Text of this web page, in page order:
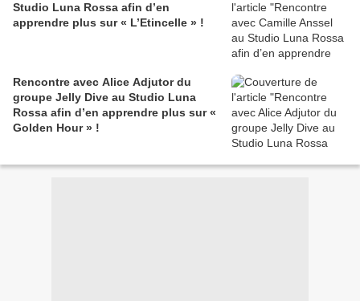
Studio Luna Rossa afin d’en
apprendre plus sur « L’Etincelle » !
Rencontre avec Alice Adjutor du
groupe Jelly Dive au Studio Luna
Rossa afin d’en apprendre plus sur «
Golden Hour » !